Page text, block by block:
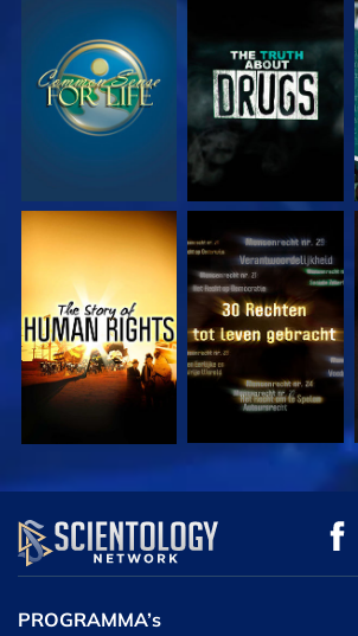
KIJK KIJK
KIJK KIJK
KIJK
PROGRAMMA’s